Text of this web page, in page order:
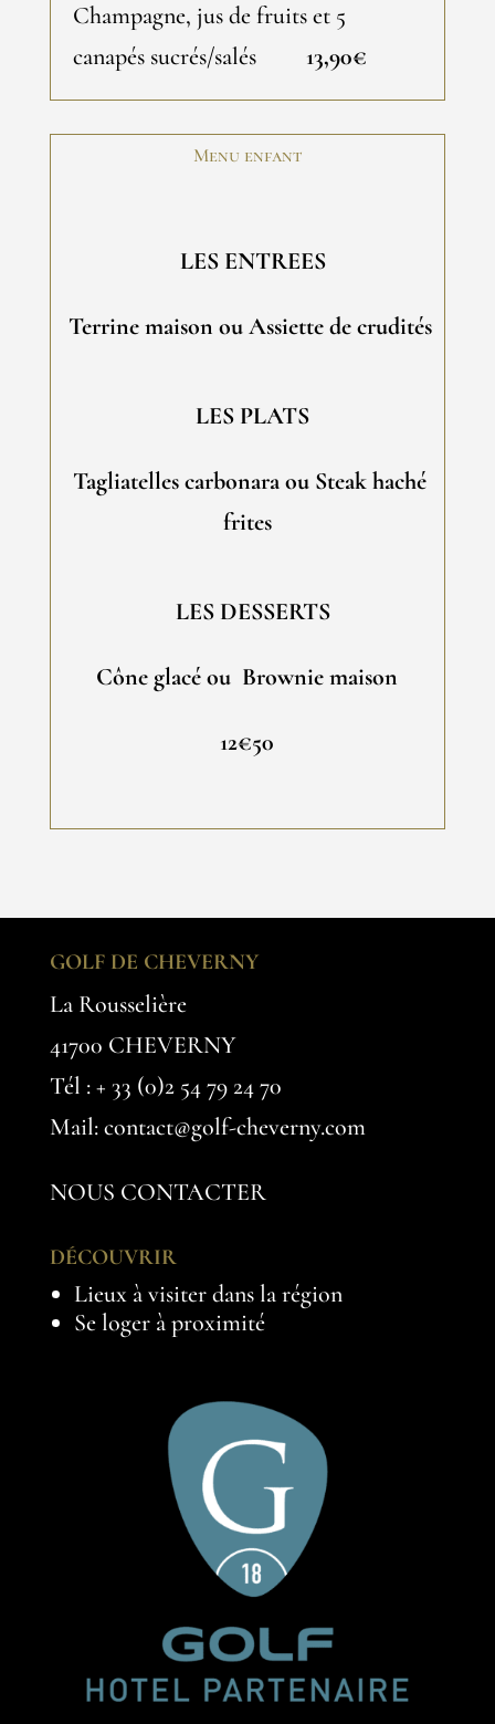
Champagne, jus de fruits et 5
canapés sucrés/salés 13,90€
Menu enfant
LES ENTREES
Terrine maison ouAssiette de crudités
LES PLATS
Tagliatelles carbonaraou Steak haché
frites
LES DESSERTS
Cône glacéou Brownie maison
12€50
GOLF DE CHEVERNY
La Rousselière
41700 CHEVERNY
Tél :+ 33 (0)2 54 79 24 70
Mail: contact@golf-cheverny.com
NOUS CONTACTER
DÉCOUVRIR
Lieux à visiter dans la région
Se loger à proximité